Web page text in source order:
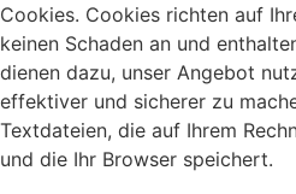
Cookies. Cookies richten auf
keinen Schaden an und
dienen dazu, unser Angebot
effektiver und sicherer zu
Textdateien, die auf Ihrem
und die Ihr Browser speichert.